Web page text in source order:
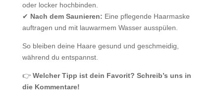
oder locker hochbinden.
✔ Nach dem Saunieren: Eine pflegende Haarmaske
auftragen und mit lauwarmem Wasser ausspülen.
So bleiben deine Haare gesund und geschmeidig,
während du entspannst.
👉 Welcher Tipp ist dein Favorit? Schreib’s uns in
die Kommentare!